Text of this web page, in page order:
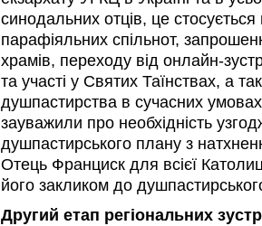
синодальних отців, це
парафіяльних спільнот,
храмів, переходу від онлайн-
та участі у Святих Таїнствах, а
душпастирства в сучасних
зауважили про необхідність
душпастирського плану з
Отець Франциск для всієї
його закликом до
Другий етап регіональних